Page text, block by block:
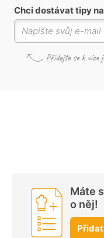
Chci dostávat tipy
Máte
o něj!